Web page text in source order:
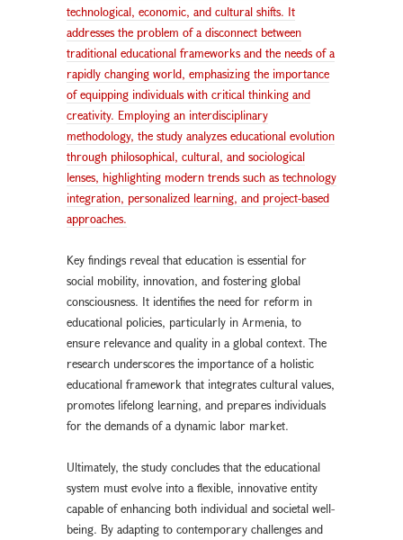
technological, economic, and cultural shifts. It
addresses the problem of a disconnect between
traditional educational frameworks and the needs of a
rapidly changing world, emphasizing the importance
of equipping individuals with critical thinking and
creativity. Employing an interdisciplinary
methodology, the study analyzes educational evolution
through philosophical, cultural, and sociological
lenses, highlighting modern trends such as technology
integration, personalized learning, and project-based
approaches.
Key findings reveal that education is essential for
social mobility, innovation, and fostering global
consciousness. It identifies the need for reform in
educational policies, particularly in Armenia, to
ensure relevance and quality in a global context. The
research underscores the importance of a holistic
educational framework that integrates cultural values,
promotes lifelong learning, and prepares individuals
for the demands of a dynamic labor market.
Ultimately, the study concludes that the educational
system must evolve into a flexible, innovative entity
capable of enhancing both individual and societal well-
being. By adapting to contemporary challenges and